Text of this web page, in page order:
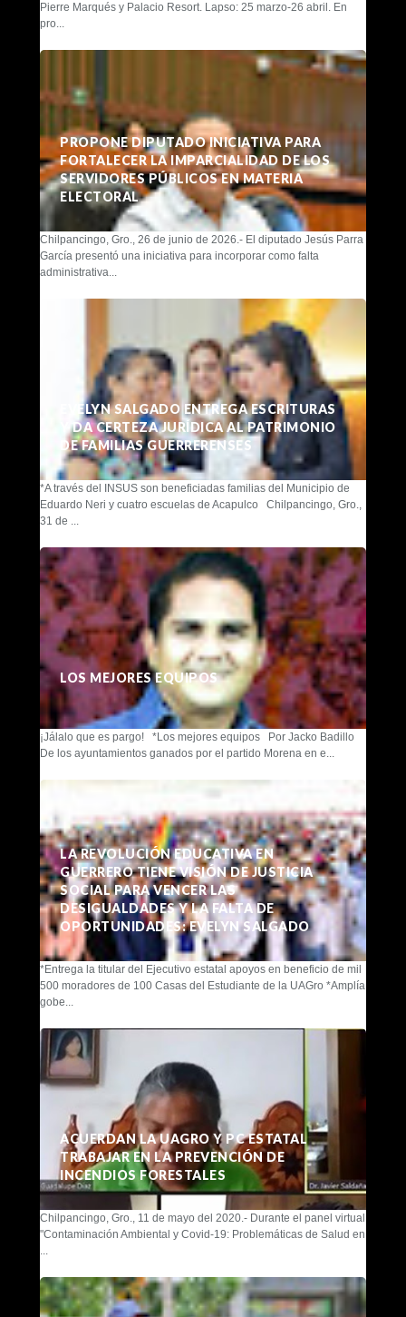
Pierre Marqués y Palacio Resort. Lapso: 25 marzo-26 abril. En
pro...
PROPONE DIPUTADO INICIATIVA PARA
FORTALECER LA IMPARCIALIDAD DE LOS
SERVIDORES PÚBLICOS EN MATERIA
ELECTORAL
Chilpancingo, Gro., 26 de junio de 2026.- El diputado Jesús Parra
García presentó una iniciativa para incorporar como falta
administrativa...
EVELYN SALGADO ENTREGA ESCRITURAS
Y DA CERTEZA JURÍDICA AL PATRIMONIO
DE FAMILIAS GUERRERENSES
*A través del INSUS son beneficiadas familias del Municipio de
Eduardo Neri y cuatro escuelas de Acapulco Chilpancingo, Gro.,
31 de ...
LOS MEJORES EQUIPOS
¡Jálalo que es pargo! *Los mejores equipos Por Jacko Badillo
De los ayuntamientos ganados por el partido Morena en e...
LA REVOLUCIÓN EDUCATIVA EN
GUERRERO TIENE VISIÓN DE JUSTICIA
SOCIAL PARA VENCER LAS
DESIGUALDADES Y LA FALTA DE
OPORTUNIDADES: EVELYN SALGADO
*Entrega la titular del Ejecutivo estatal apoyos en beneficio de mil
500 moradores de 100 Casas del Estudiante de la UAGro *Amplía
gobe...
ACUERDAN LA UAGRO Y PC ESTATAL
TRABAJAR EN LA PREVENCIÓN DE
INCENDIOS FORESTALES
Chilpancingo, Gro., 11 de mayo del 2020.- Durante el panel virtual
"Contaminación Ambiental y Covid-19: Problemáticas de Salud en
...